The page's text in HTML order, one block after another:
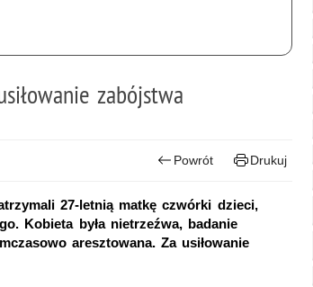
zabójstwa
Powrót Drukuj
27-letnią matkę czwórki dzieci,
Kobieta była nietrzeźwa, badanie
aresztowana. Za usiłowanie